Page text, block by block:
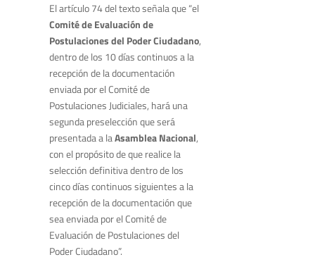
El artículo 74 del texto señala que “el
Comité de Evaluación de
Postulaciones del Poder Ciudadano,
dentro de los 10 días continuos a la
recepción de la documentación
enviada por el Comité de
Postulaciones Judiciales, hará una
segunda preselección que será
presentada a laAsamblea Nacional,
con el propósito de que realice la
selección definitiva dentro de los
cinco días continuos siguientes a la
recepción de la documentación que
sea enviada por el Comité de
Evaluación de Postulaciones del
Poder Ciudadano”.